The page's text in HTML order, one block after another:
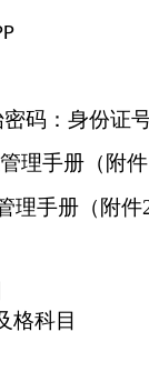
码：身份证
理手册（附件
理手册（附件
格科目